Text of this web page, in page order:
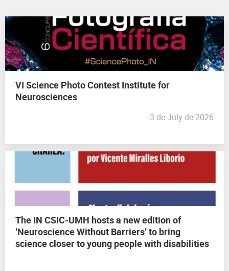
VI Science Photo Contest Institute for
Neurosciences
3 de July de 2026
The IN CSIC-UMH hosts a new edition of
‘Neuroscience Without Barriers’ to bring
science closer to young people with disabilities